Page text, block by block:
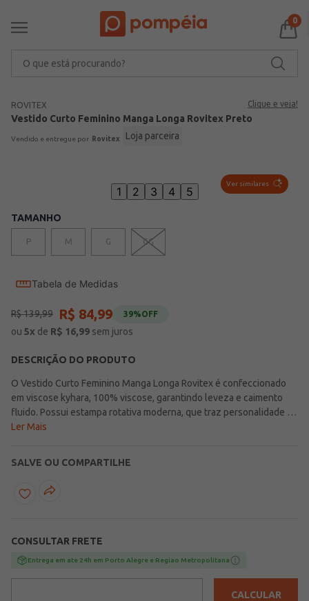
0
ROVITEX Clique e veja!
Vestido Curto Feminino Manga Longa Rovitex Preto
Rovitex Loja parceira
Ver similares
1 2 3 4 5
TAMANHO
P M G GG
Tabela de Medidas
R$139,99 R$ 84,99 39%OFF
ou 5x de R$ 16,99 sem juros
DESCRIÇÃO DO PRODUTO
O Vestido Curto Feminino Manga Longa Rovitex é confeccionado
em viscose kyhara, 100% viscose, garantindo leveza e caimento
fluido. Possui estampa rotativa moderna, que traz personalidade e
charme à peça. As mangas longas contam com elástico na barra,
looks femininos e elegantes, é perfeito para diversas ocasiões, do
dia a dia a momentos especiais.
Ler Mais
SALVE OU COMPARTILHE
CONSULTAR FRETE
Entrega em ate 24h em Porto Alegre e Regiao Metropolitana
CALCULAR